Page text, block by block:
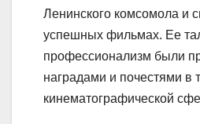
Ленинского комсомола и
успешных фильмах. Ее
профессионализм были
наградами и почестями в
кинематографической